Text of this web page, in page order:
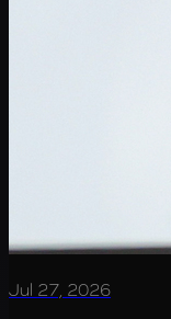
Jul 27, 2026